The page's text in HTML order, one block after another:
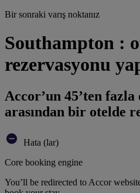
Bir sonraki varış noktanız
Southampton :
rezervasyonu
Accor’un 45’ten fazla
arasından bir otelde
Hata (lar)
Core booking engine
You’ll be redirected to Accor